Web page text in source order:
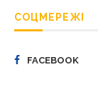
СОЦМЕРЕЖІ
FACEBOOK